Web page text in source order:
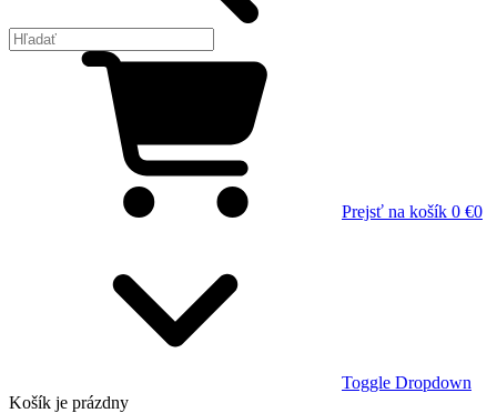
Prejsť na košík 0 €0
Toggle Dropdown
Košík je prázdny